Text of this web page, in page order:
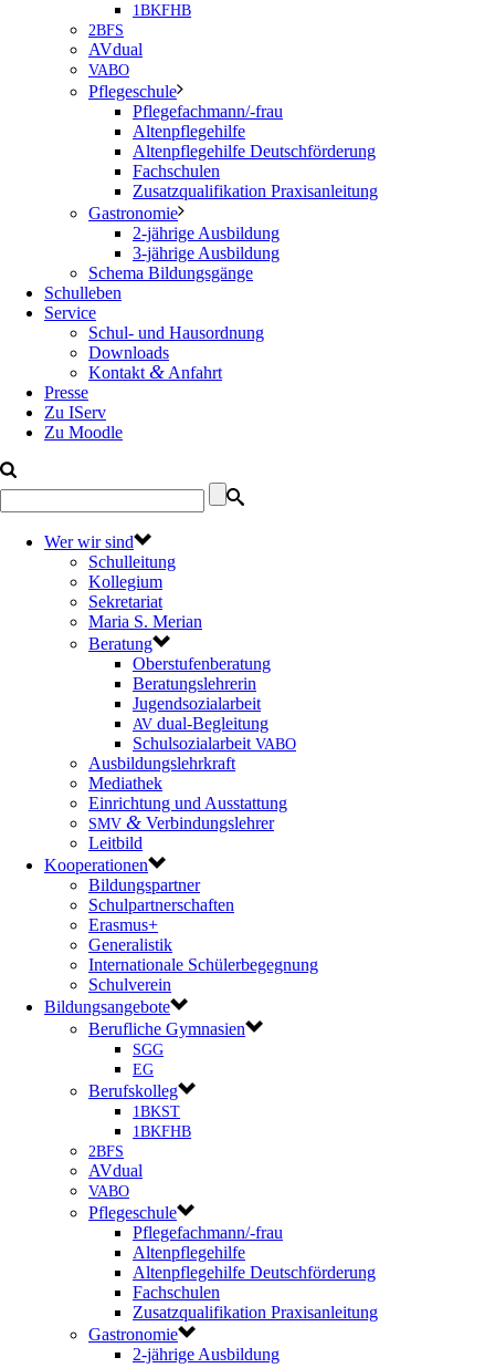
1BKFHB
2BFS
AVdual
VABO
Pflegeschule
Pflegefachmann/-frau
Altenpflegehilfe
Altenpflegehilfe Deutschförderung
Fachschulen
Zusatzqualifikation Praxisanleitung
Gastronomie
2-jährige Ausbildung
3-jährige Ausbildung
Schema Bildungsgänge
Schulleben
Service
Schul- und Hausordnung
Downloads
Kontakt & Anfahrt
Presse
Zu IServ
Zu Moodle
Wer wir sind
Schulleitung
Kollegium
Sekretariat
Maria S. Merian
Beratung
Oberstufenberatung
Beratungslehrerin
Jugendsozialarbeit
AV dual-Begleitung
Schulsozialarbeit VABO
Ausbildungslehrkraft
Mediathek
Einrichtung und Ausstattung
SMV & Verbindungslehrer
Leitbild
Kooperationen
Bildungspartner
Schulpartnerschaften
Erasmus+
Generalistik
Internationale Schülerbegegnung
Schulverein
Bildungsangebote
Berufliche Gymnasien
SGG
EG
Berufskolleg
1BKST
1BKFHB
2BFS
AVdual
VABO
Pflegeschule
Pflegefachmann/-frau
Altenpflegehilfe
Altenpflegehilfe Deutschförderung
Fachschulen
Zusatzqualifikation Praxisanleitung
Gastronomie
2-jährige Ausbildung